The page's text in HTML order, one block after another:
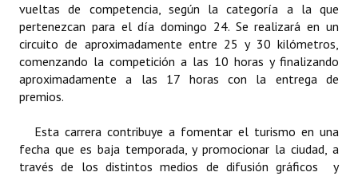
Resoluciones de Presidencia
INSTITUCIONAL
Antiguos Pobladores
Noticias Destacadas
Registros y Distinciones
vueltas de competencia, según la categoría a la que
pertenezcan para el día domingo 24. Se realizará en un
circuito de aproximadamente entre 25 y 30 kilómetros,
comenzando la competición a las 10 horas y finalizando
aproximadamente a las 17 horas con la entrega de
premios.
Esta carrera contribuye a fomentar el turismo en una
fecha que es baja temporada, y promocionar la ciudad, a
través de los distintos medios de difusión gráficos y